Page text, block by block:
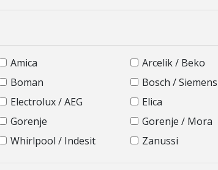
Amica Arcelik / Beko
Boman Bosch / Siemens
Electrolux / AEG Elica
Gorenje Gorenje / Mora
Whirlpool / Indesit Zanussi